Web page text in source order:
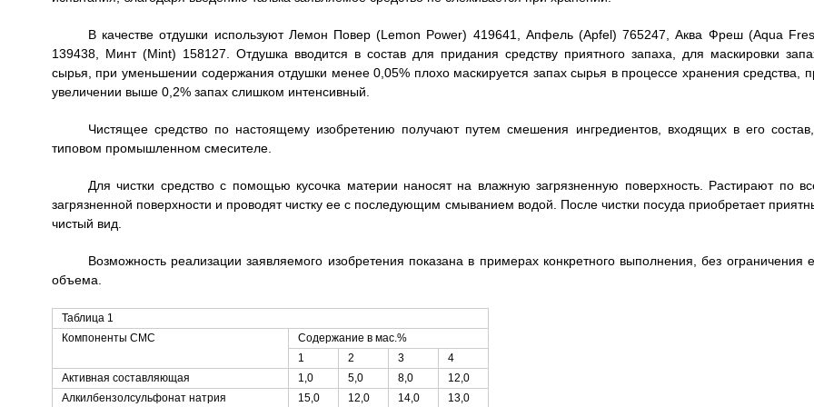
В качестве отдушки используют Лемон Повер (Lemon Power) 419641, Апфель (Apfel) 765247, Аква Фреш (Aqua
139438, Минт (Mint) 158127. Отдушка вводится в состав для придания средству приятного запаха, для маскировки
сырья, при уменьшении содержания отдушки менее 0,05% плохо маскируется запах сырья в процессе хранения средства,
увеличении выше 0,2% запах слишком интенсивный.
Чистящее средство по настоящему изобретению получают путем смешения ингредиентов, входящих в его
типовом промышленном смесителе.
Для чистки средство с помощью кусочка материи наносят на влажную загрязненную поверхность. Растирают по
загрязненной поверхности и проводят чистку ее с последующим смыванием водой. После чистки посуда приобретает
чистый вид.
Возможность реализации заявляемого изобретения показана в примерах конкретного выполнения, без ограничения
объема.
Таблица 1
Компоненты CMC
Содержание в мас.%
1
2 3
4
Активная составляющая
1,0 5,0 8,0
12,0
Алкилбензолсульфонат натрия
15,0 12,0 14,0 13,0